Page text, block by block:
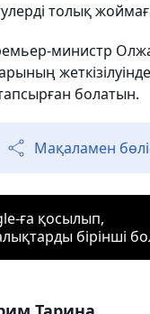
толық
министр
болатын.
Мақаламен
ға қосылып,
бірінші